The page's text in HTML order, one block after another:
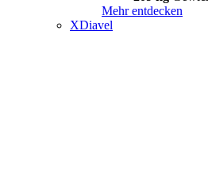
Mehr entdecken
XDiavel